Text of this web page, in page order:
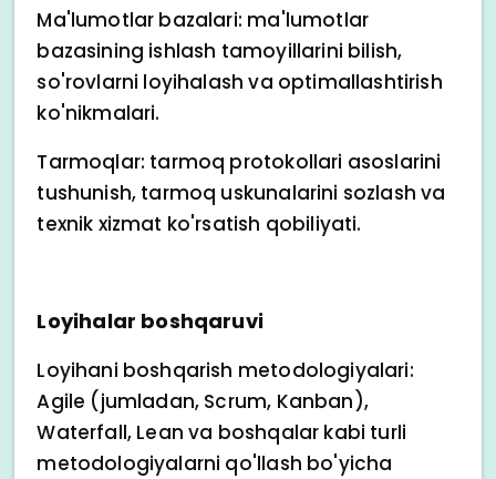
Ma'lumotlar bazalari: ma'lumotlar
bazasining ishlash tamoyillarini bilish,
so'rovlarni loyihalash va optimallashtirish
ko'nikmalari.
Tarmoqlar: tarmoq protokollari asoslarini
tushunish, tarmoq uskunalarini sozlash va
texnik xizmat ko'rsatish qobiliyati.
Loyihalar boshqaruvi
Loyihani boshqarish metodologiyalari:
Agile (jumladan, Scrum, Kanban),
Waterfall, Lean va boshqalar kabi turli
metodologiyalarni qo'llash bo'yicha